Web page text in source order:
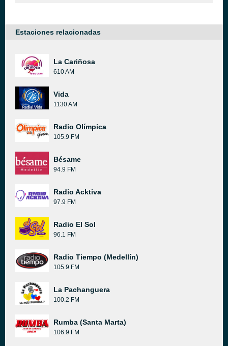
Estaciones relacionadas
La Cariñosa
610 AM
Vida
1130 AM
Radio Olímpica
105.9 FM
Bésame
94.9 FM
Radio Acktiva
97.9 FM
Radio El Sol
96.1 FM
Radio Tiempo (Medellín)
105.9 FM
La Pachanguera
100.2 FM
Rumba (Santa Marta)
106.9 FM